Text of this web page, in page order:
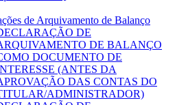
de Arquivamento de Balanço
DE
DE BALANÇO
DOCUMENTO DE
(ANTES DA
DAS CONTAS DO
ADMINISTRADOR)